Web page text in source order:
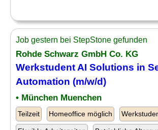
Job gestern bei StepStone gefunden
Rohde Schwarz GmbH Co. KG
Werkstudent AI Solutions in
Automation (m/w/d)
• München Muenchen
Teilzeit Homeoffice möglich